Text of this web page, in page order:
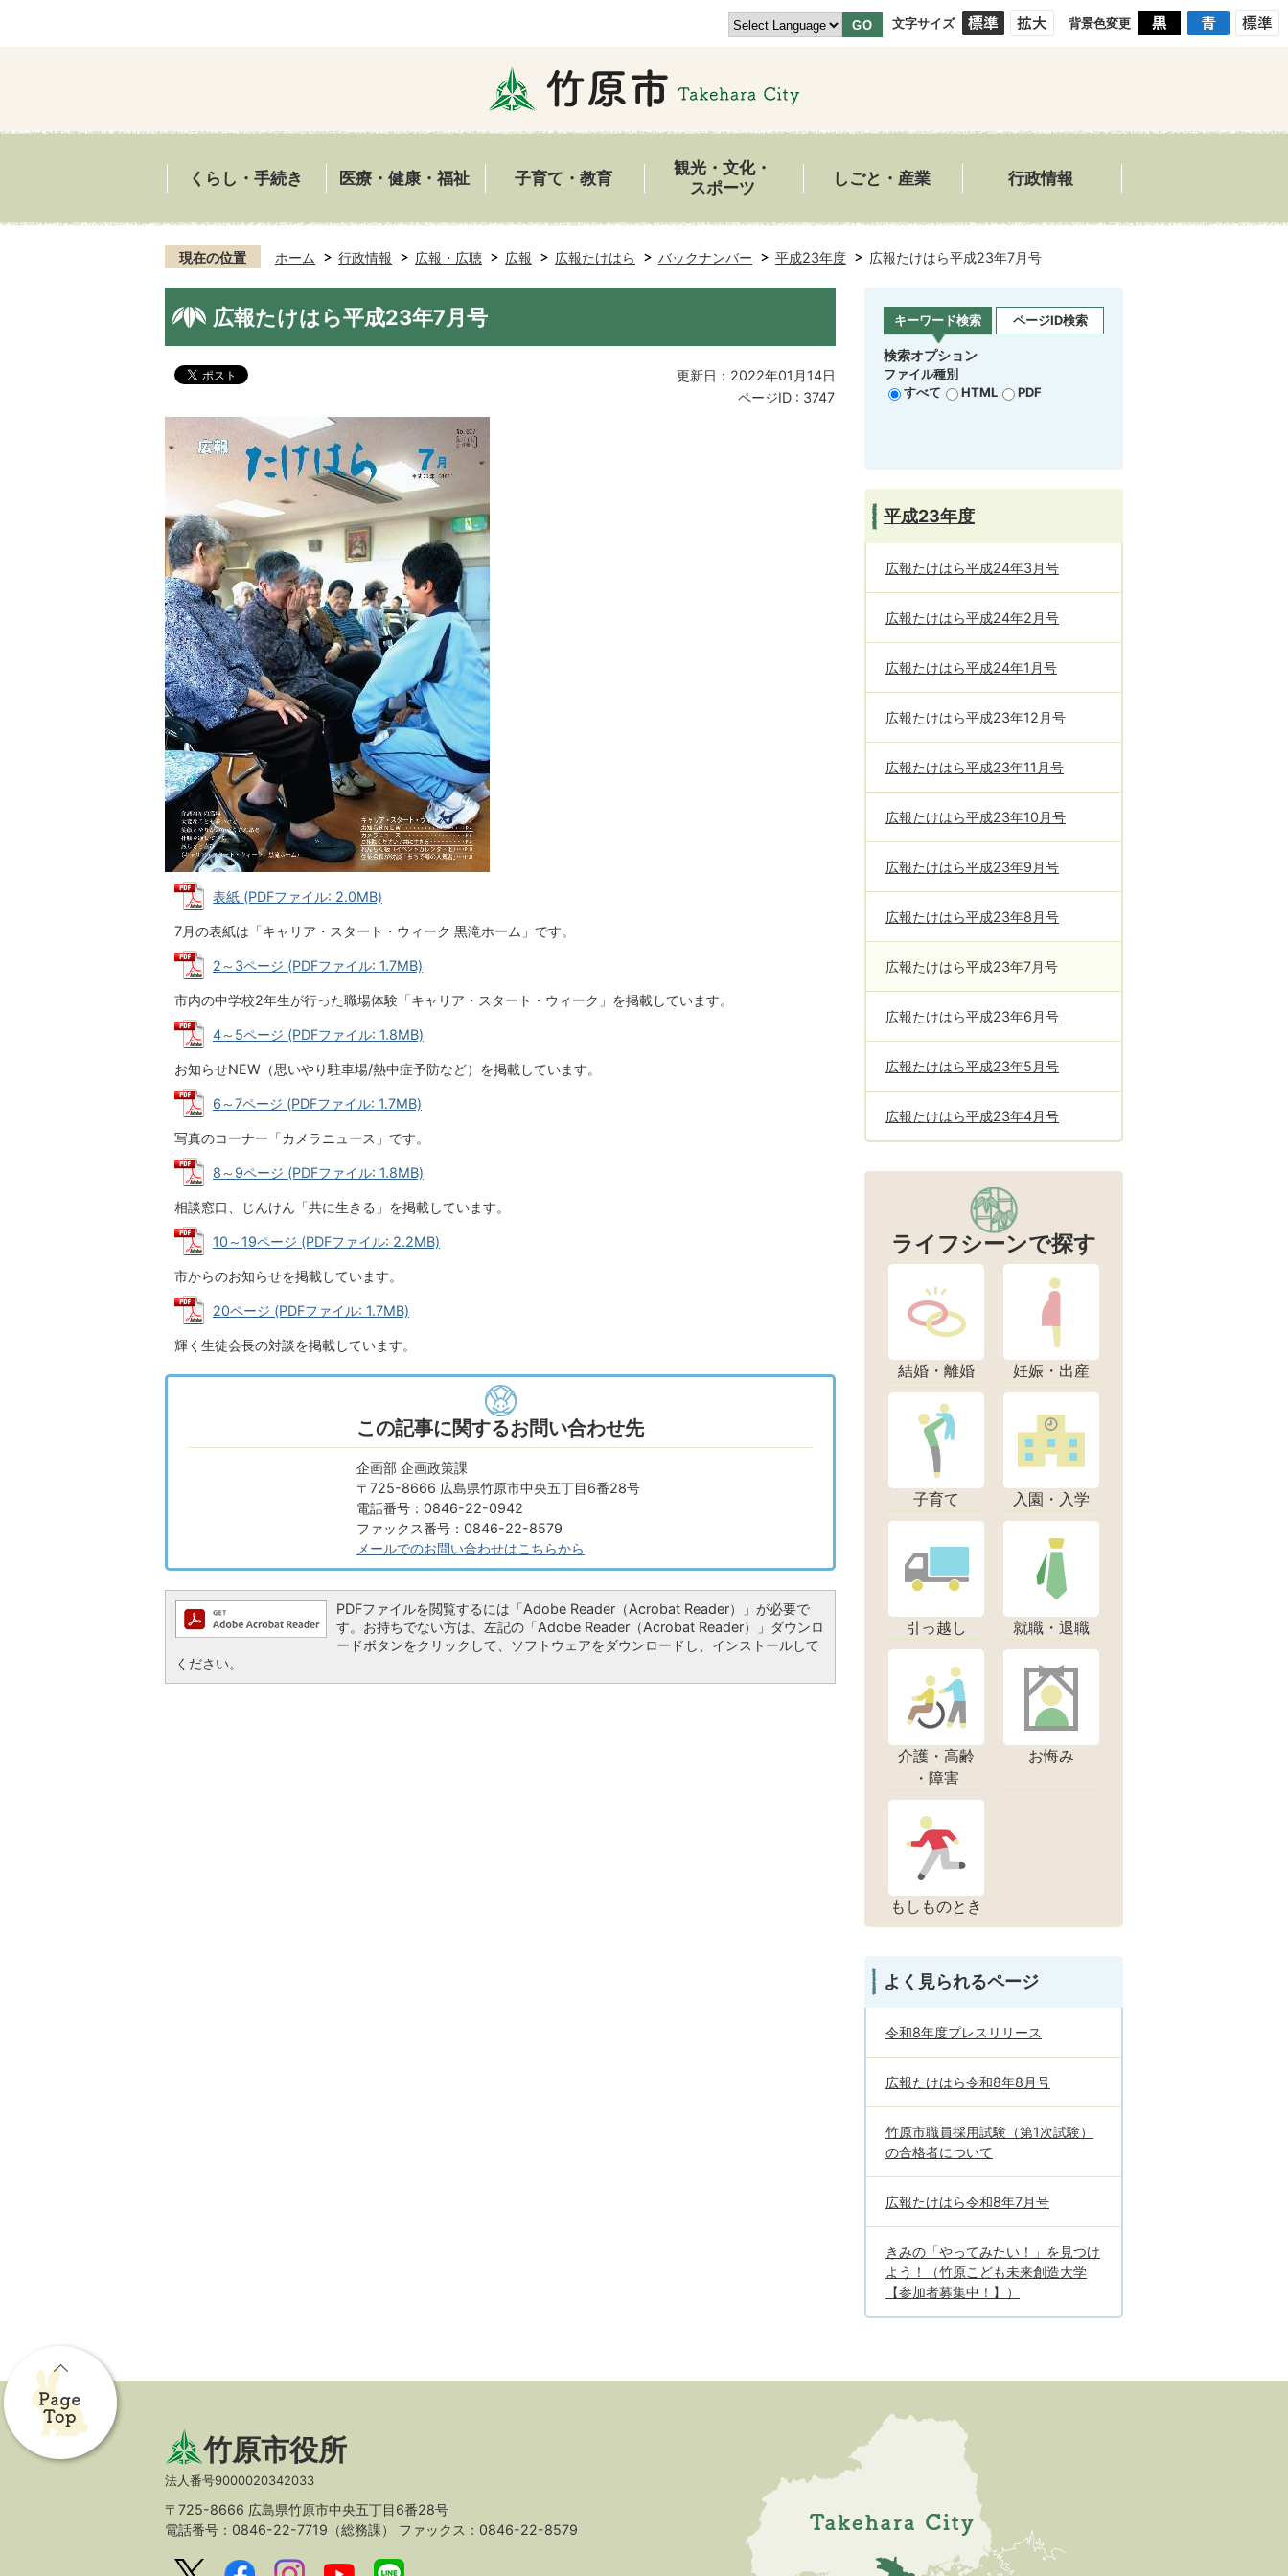
GO 文字サイズ 背景色変更
くらし・手続き 医療・健康・福祉 子育て・教育
観光・文化・
スポーツ
しごと・産業 行政情報
現在の位置 ホーム 行政情報 広報・広聴 広報 広報たけはら バックナンバー 平成23年度 広報たけはら平成23年7月号
広報たけはら平成23年7月号
更新日：2022年01月14日
ページID : 3747
表紙 (PDFファイル: 2.0MB)
7月の表紙は「キャリア・スタート・ウィーク 黒滝ホーム」です。
2～3ページ (PDFファイル: 1.7MB)
市内の中学校2年生が行った職場体験「キャリア・スタート・ウィーク」を掲載しています。
4～5ページ (PDFファイル: 1.8MB)
お知らせNEW（思いやり駐車場/熱中症予防など）を掲載しています。
6～7ページ (PDFファイル: 1.7MB)
写真のコーナー「カメラニュース」です。
8～9ページ (PDFファイル: 1.8MB)
相談窓口、じんけん「共に生きる」を掲載しています。
10～19ページ (PDFファイル: 2.2MB)
市からのお知らせを掲載しています。
20ページ (PDFファイル: 1.7MB)
輝く生徒会長の対談を掲載しています。
この記事に関するお問い合わせ先
企画部 企画政策課
〒725-8666 広島県竹原市中央五丁目6番28号
電話番号：0846-22-0942
ファックス番号：0846-22-8579
メールでのお問い合わせはこちらから
PDFファイルを閲覧するには「Adobe Reader（Acrobat Reader）」が必要で
す。お持ちでない方は、左記の「Adobe Reader（Acrobat Reader）」ダウンロ
ードボタンをクリックして、ソフトウェアをダウンロードし、インストールして
ください。
キーワード検索 ページID検索
検索オプション
ファイル種別
すべて
HTML PDF
平成23年度
広報たけはら平成24年3月号
広報たけはら平成24年2月号
広報たけはら平成24年1月号
広報たけはら平成23年12月号
広報たけはら平成23年11月号
広報たけはら平成23年10月号
広報たけはら平成23年9月号
広報たけはら平成23年8月号
広報たけはら平成23年7月号
広報たけはら平成23年6月号
広報たけはら平成23年5月号
広報たけはら平成23年4月号
ライフシーンで探す
結婚・離婚 妊娠・出産
子育て 入園・入学
引っ越し 就職・退職
介護・高齢
・障害
お悔み
もしものとき
よく見られるページ
令和8年度プレスリリース
広報たけはら令和8年8月号
竹原市職員採用試験（第1次試験）
の合格者について
広報たけはら令和8年7月号
きみの「やってみたい！」を見つけ
よう！（竹原こども未来創造大学
【参加者募集中！】）
竹原市役所
法人番号9000020342033
〒725-8666 広島県竹原市中央五丁目6番28号
電話番号：0846-22-7719（総務課） ファックス：0846-22-8579